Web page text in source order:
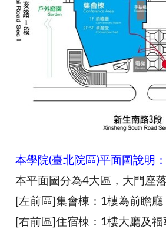
本學院(臺北院區)平面圖說明：
本平面圖分為4大區，大門座
[左前區]集會棟：1樓為前瞻
[右前區]住宿棟：1樓大廳及